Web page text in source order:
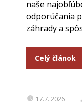
naše
odporúčania
záhrady a
Celý článok
17.7. 2026